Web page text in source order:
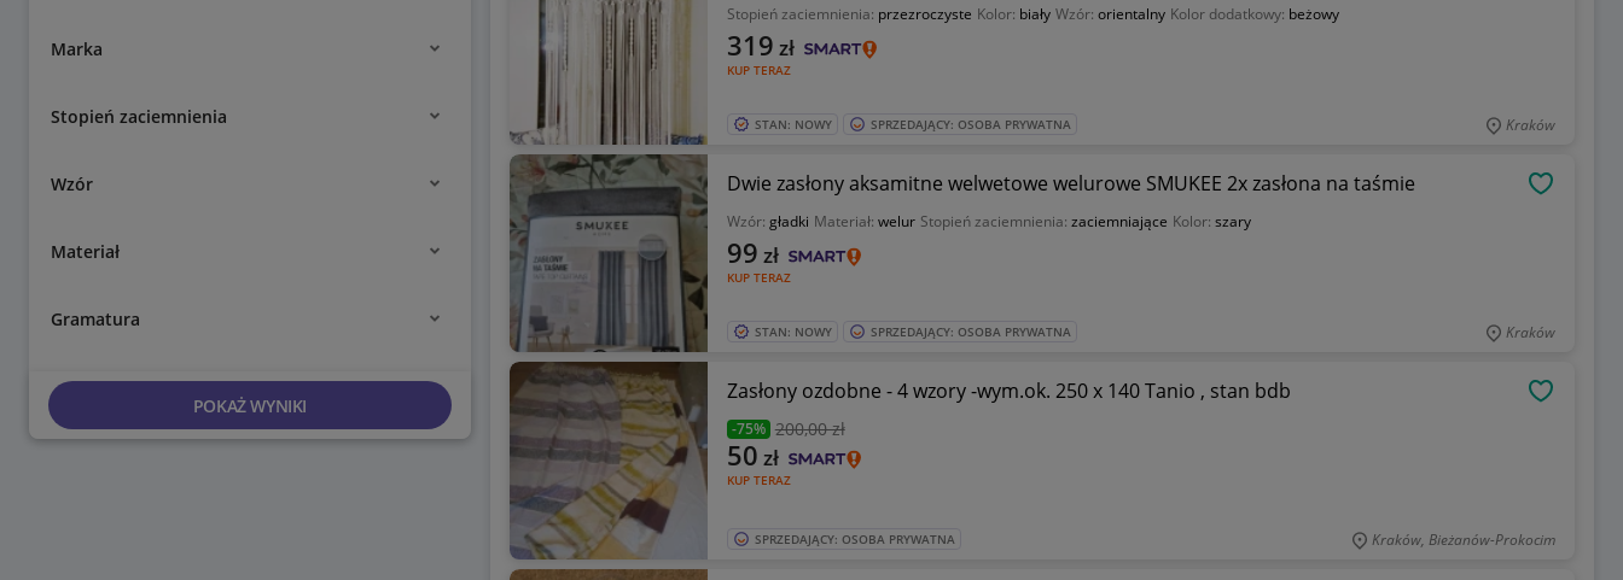
Marka
Stopień zaciemnienia
Wzór
Materiał
Gramatura
POKAŻ WYNIKI
Stopień zaciemnienia: przezroczyste Kolor: biały Wzór: orientalny Kolor dodatkowy: beżowy
KUP TERAZ
319 zł
STAN: NOWY SPRZEDAJĄCY: OSOBA PRYWATNA Kraków
Dwie zasłony aksamitne welwetowe welurowe SMUKEE 2x zasłona na taśmie
Wzór: gładki Materiał: welur Stopień zaciemnienia: zaciemniające Kolor: szary
KUP TERAZ
99 zł
STAN: NOWY SPRZEDAJĄCY: OSOBA PRYWATNA Kraków
Zasłony ozdobne - 4 wzory -wym.ok. 250 x 140 Tanio , stan bdb
-75% 200,00 zł
KUP TERAZ
50 zł
SPRZEDAJĄCY: OSOBA PRYWATNA Kraków, Bieżanów-Prokocim